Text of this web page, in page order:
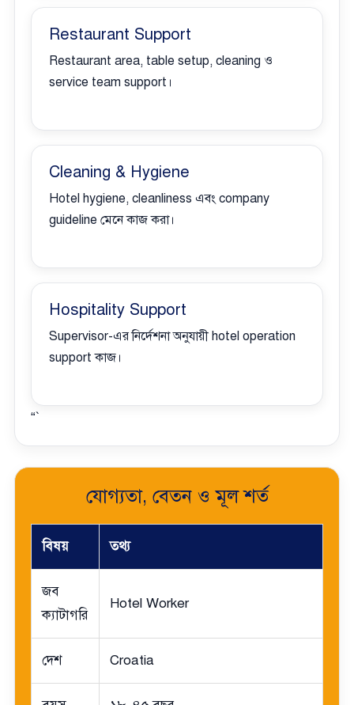
Restaurant Support
Restaurant area, table setup, cleaning ও
service team support।
Cleaning & Hygiene
Hotel hygiene, cleanliness এবং company
guideline মেনে কাজ করা।
Hospitality Support
Supervisor-এর নির্দেশনা অনুযায়ী hotel operation
support কাজ।
“`
যোগ্যতা, বেতন ও মূল শর্ত
বিষয় তথ্য
জব
ক্যাটাগরি
Hotel Worker
দেশ Croatia